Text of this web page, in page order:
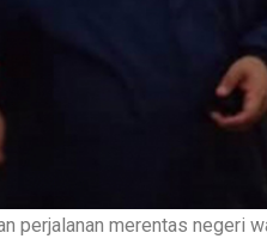
perjalanan merentas negeri